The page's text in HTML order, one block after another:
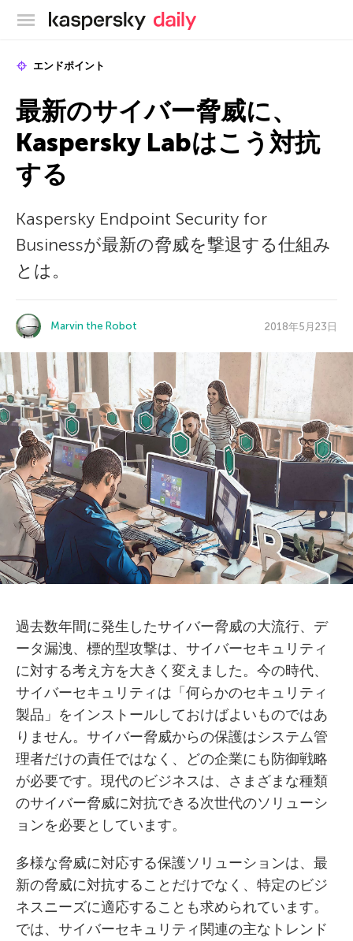
カスペルスキー公式ブログ
エンドポイント
最新のサイバー脅威に、
Kaspersky Labはこう対抗
する
Kaspersky Endpoint Security for
Businessが最新の脅威を撃退する仕組み
とは。
Marvin the Robot 2018年5月23日
過去数年間に発生したサイバー脅威の大流行、デ
ータ漏洩、標的型攻撃は、サイバーセキュリティ
に対する考え方を大きく変えました。今の時代、
サイバーセキュリティは「何らかのセキュリティ
製品」をインストールしておけばよいものではあ
りません。サイバー脅威からの保護はシステム管
理者だけの責任ではなく、どの企業にも防御戦略
が必要です。現代のビジネスは、さまざまな種類
のサイバー脅威に対抗できる次世代のソリューシ
ョンを必要としています。
多様な脅威に対応する保護ソリューションは、最
新の脅威に対抗することだけでなく、特定のビジ
ネスニーズに適応することも求められています。
では、サイバーセキュリティ関連の主なトレンド